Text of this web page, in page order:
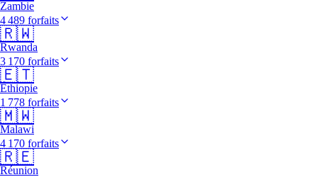
Zambie
4 489 forfaits
🇷🇼
Rwanda
3 170 forfaits
🇪🇹
Éthiopie
1 778 forfaits
🇲🇼
Malawi
4 170 forfaits
🇷🇪
Réunion